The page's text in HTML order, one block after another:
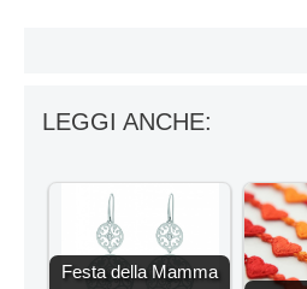
LEGGI ANCHE:
Festa della Mamma